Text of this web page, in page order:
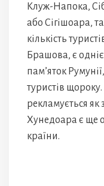
Клуж-Напока,
або Сігішоара,
кількість
Брашова, є
пам’яток
туристів
рекламується
Хунедоара є ще
країни.